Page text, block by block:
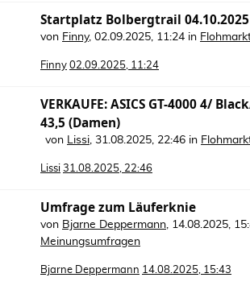
Startplatz Bolbergtrail
von Finny, 02.09.2025, 11:24 in
Finny 02.09.2025, 11:24
VERKAUFE: ASICS GT-4000 4/
43,5 (Damen)
von Lissi, 31.08.2025, 22:46 in
Lissi 31.08.2025, 22:46
Umfrage zum Läuferknie
von Bjarne Deppermann, 14.08.2025,
Meinungsumfragen
Bjarne Deppermann 14.08.2025, 15:43